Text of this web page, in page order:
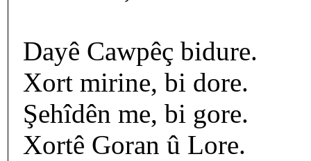
Dayê Cawpêç bidure.
Xort mirine, bi dore.
Şehîdên me, bi gore.
Xortê Goran û Lore.